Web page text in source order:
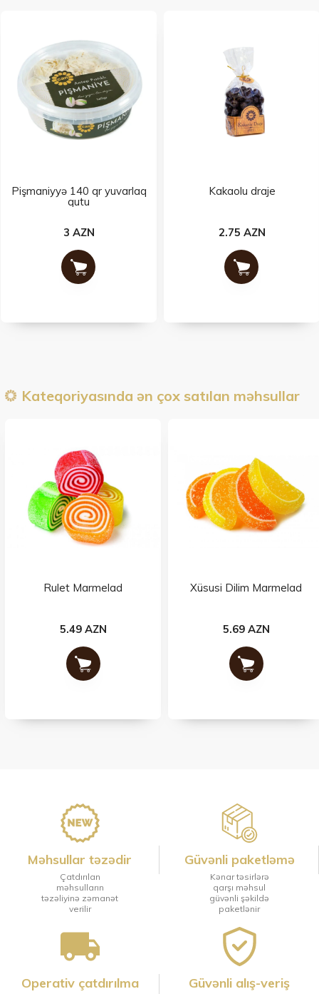
Pişmaniyyə 140 qr yuvarlaq
qutu
3 AZN
Kakaolu draje
2.75 AZN
Kateqoriyasında ən çox satılan məhsullar
Rulet Marmelad
5.49 AZN
Xüsusi Dilim Marmelad
5.69 AZN
Məhsullar təzədir
Çatdırılan
məhsulların
təzəliyinə zəmanət
verilir
Güvənli paketləmə
Kənar təsirlərə
qarşı məhsul
güvənli şəkildə
paketlənir
Operativ çatdırılma Güvənli alış-veriş